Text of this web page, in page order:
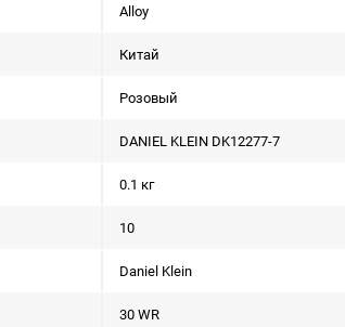
Alloy
Китай
Розовый
DANIEL KLEIN DK12277-7
0.1 кг
10
Daniel Klein
30 WR